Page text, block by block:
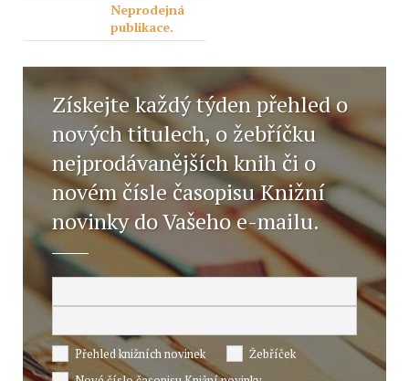
Neprodejná
publikace.
Získejte každý týden přehled o
nových titulech, o žebříčku
nejprodávanějších knih či o
novém čísle časopisu Knižní
novinky do Vašeho e-mailu.
Přehled knižních novinek
Žebříček